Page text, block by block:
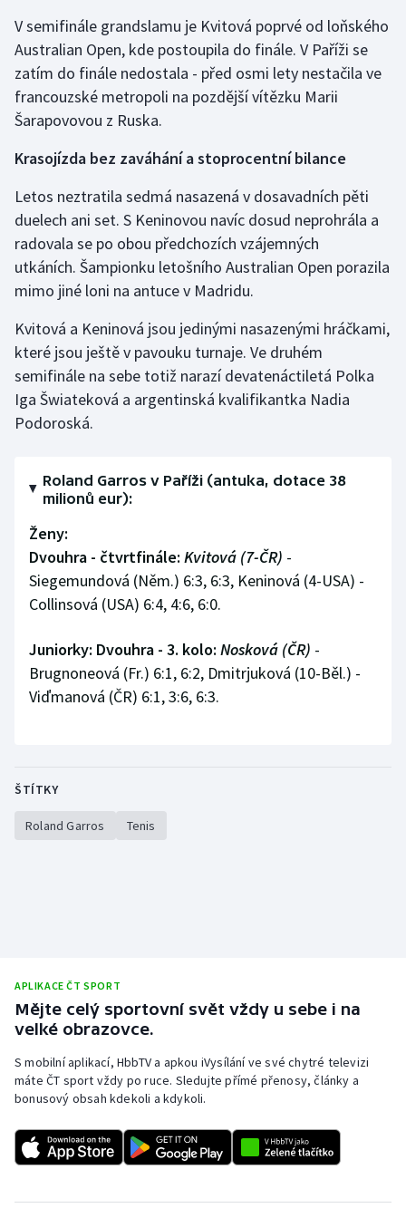
Triatlon
Veslování
Volejbal
Ostatní
V semifinále grandslamu je Kvitová poprvé od loňského
Australian Open, kde postoupila do finále. V Paříži se
zatím do finále nedostala - před osmi lety nestačila ve
francouzské metropoli na pozdější vítězku Marii
Šarapovovou z Ruska.
Krasojízda bez zaváhání a stoprocentní bilance
Letos neztratila sedmá nasazená v dosavadních pěti
duelech ani set. S Keninovou navíc dosud neprohrála a
radovala se po obou předchozích vzájemných
utkáních. Šampionku letošního Australian Open porazila
mimo jiné loni na antuce v Madridu.
Kvitová a Keninová jsou jedinými nasazenými hráčkami,
které jsou ještě v pavouku turnaje. Ve druhém
semifinále na sebe totiž narazí devatenáctiletá Polka
Iga Šwiateková a argentinská kvalifikantka Nadia
Podoroská.
Roland Garros v Paříži (antuka, dotace 38
milionů eur):
Ženy:
Dvouhra - čtvrtfinále: Kvitová (7-ČR) -
Siegemundová (Něm.) 6:3, 6:3, Keninová (4-USA) -
Collinsová (USA) 6:4, 4:6, 6:0.
Juniorky: Dvouhra - 3. kolo: Nosková (ČR) -
Brugnoneová (Fr.) 6:1, 6:2, Dmitrjuková (10-Běl.) -
Viďmanová (ČR) 6:1, 3:6, 6:3.
ŠTÍTKY
Roland Garros Tenis
APLIKACE ČT SPORT
Mějte celý sportovní svět vždy u sebe i na
velké obrazovce.
S mobilní aplikací, HbbTV a apkou iVysílání ve své chytré televizi
máte ČT sport vždy po ruce. Sledujte přímé přenosy, články a
bonusový obsah kdekoli a kdykoli.